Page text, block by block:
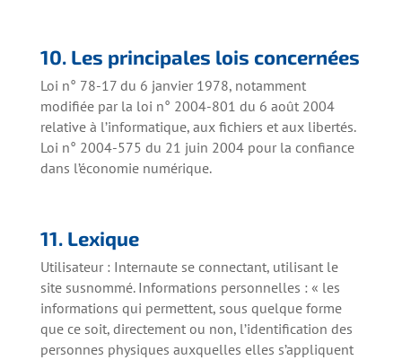
10. Les principales lois concernées
Loi n° 78-17 du 6 janvier 1978, notamment
modifiée par la loi n° 2004-801 du 6 août 2004
relative à l’informatique, aux fichiers et aux libertés.
Loi n° 2004-575 du 21 juin 2004 pour la confiance
dans l’économie numérique.
11. Lexique
Utilisateur : Internaute se connectant, utilisant le
site susnommé. Informations personnelles : « les
informations qui permettent, sous quelque forme
que ce soit, directement ou non, l’identification des
personnes physiques auxquelles elles s’appliquent